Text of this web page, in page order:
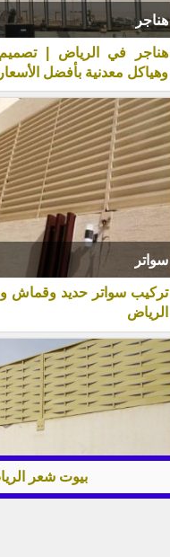
بيوت شعر الرياض من
هناجر
هناجر في الرياض |
وهياكل معدنية بأفضل الأسعار
سواتر
تركيب سواتر حديد وقماش
الرياض
سواتر